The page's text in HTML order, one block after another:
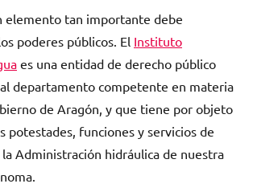
elemento tan importante debe
poderes públicos. El Instituto
es una entidad de derecho público
departamento competente en materia
de Aragón, y que tiene por objeto
potestades, funciones y servicios de
Administración hidráulica de nuestra